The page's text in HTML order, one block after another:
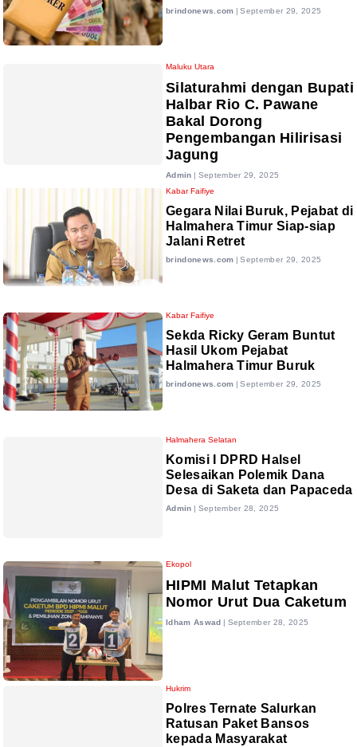
brindonews.com | September 29, 2025
Maluku Utara
Silaturahmi dengan Bupati
Halbar Rio C. Pawane
Bakal Dorong
Pengembangan Hilirisasi
Jagung
Admin | September 29, 2025
Kabar Faifiye
Gegara Nilai Buruk, Pejabat di
Halmahera Timur Siap-siap
Jalani Retret
brindonews.com | September 29, 2025
Kabar Faifiye
Sekda Ricky Geram Buntut
Hasil Ukom Pejabat
Halmahera Timur Buruk
brindonews.com | September 29, 2025
Halmahera Selatan
Komisi I DPRD Halsel
Selesaikan Polemik Dana
Desa di Saketa dan Papaceda
Admin | September 28, 2025
Ekopol
HIPMI Malut Tetapkan
Nomor Urut Dua Caketum
Idham Aswad | September 28, 2025
Hukrim
Polres Ternate Salurkan
Ratusan Paket Bansos
kepada Masyarakat